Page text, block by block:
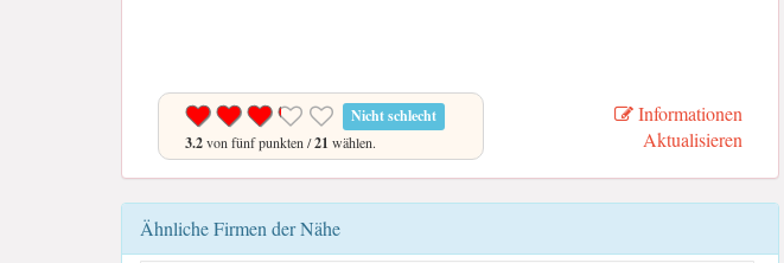
Nicht schlecht
3.2von fünf punkten /21 wählen.
Informationen
Aktualisieren
Ähnliche Firmen der Nähe